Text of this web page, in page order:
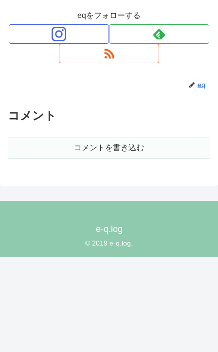
eqをフォローする
eq
コメント
コメントを書き込む
e-q.log
© 2019 e-q.log.